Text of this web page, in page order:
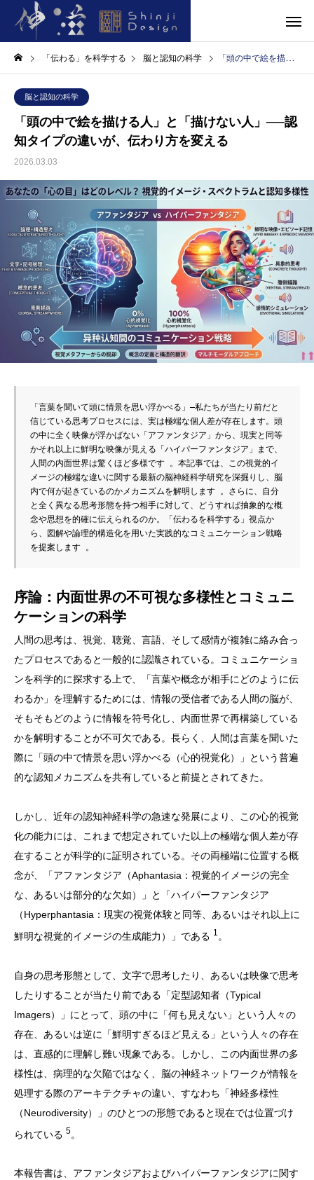
「伝わる」を科学する 脳と認知の科学 「頭の中で絵を描ける人」と「描けない人」──認知タイプの違いが、伝わり方を変える
脳と認知の科学
「頭の中で絵を描ける人」と「描けない人」──認
知タイプの違いが、伝わり方を変える
2026.03.03
「言葉を聞いて頭に情景を思い浮かべる」—私たちが当たり前だと
信じている思考プロセスには、実は極端な個人差が存在します。頭
の中に全く映像が浮かばない「アファンタジア」から、現実と同等
かそれ以上に鮮明な映像が見える「ハイパーファンタジア」まで、
人間の内面世界は驚くほど多様です 。本記事では、この視覚的イ
メージの極端な違いに関する最新の脳神経科学研究を深掘りし、脳
内で何が起きているのかメカニズムを解明します 。さらに、自分
と全く異なる思考形態を持つ相手に対して、どうすれば抽象的な概
念や思想を的確に伝えられるのか。「伝わるを科学する」視点か
ら、図解や論理的構造化を用いた実践的なコミュニケーション戦略
を提案します 。
序論：内面世界の不可視な多様性とコミュニ
ケーションの科学
人間の思考は、視覚、聴覚、言語、そして感情が複雑に絡み合っ
たプロセスであると一般的に認識されている。コミュニケーショ
ンを科学的に探求する上で、「言葉や概念が相手にどのように伝
わるか」を理解するためには、情報の受信者である人間の脳が、
そもそもどのように情報を符号化し、内面世界で再構築している
かを解明することが不可欠である。長らく、人間は言葉を聞いた
際に「頭の中で情景を思い浮かべる（心的視覚化）」という普遍
的な認知メカニズムを共有していると前提とされてきた。
しかし、近年の認知神経科学の急速な発展により、この心的視覚
化の能力には、これまで想定されていた以上の極端な個人差が存
在することが科学的に証明されている。その両極端に位置する概
念が、「アファンタジア（Aphantasia：視覚的イメージの完全
な、あるいは部分的な欠如）」と「ハイパーファンタジア
（Hyperphantasia：現実の視覚体験と同等、あるいはそれ以上に
鮮明な視覚的イメージの生成能力）」である 1 。
自身の思考形態として、文字で思考したり、あるいは映像で思考
したりすることが当たり前である「定型認知者（Typical
Imagers）」にとって、頭の中に「何も見えない」という人々の
存在、あるいは逆に「鮮明すぎるほど見える」という人々の存在
は、直感的に理解し難い現象である。しかし、この内面世界の多
様性は、病理的な欠陥ではなく、脳の神経ネットワークが情報を
処理する際のアーキテクチャの違い、すなわち「神経多様性
（Neurodiversity）」のひとつの形態であると現在では位置づけ
られている 5。
本報告書は、アファンタジアおよびハイパーファンタジアに関す